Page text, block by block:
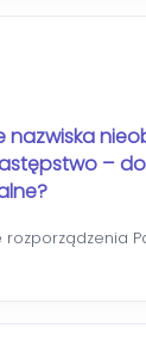
nazwiska
–
rozporządzenia